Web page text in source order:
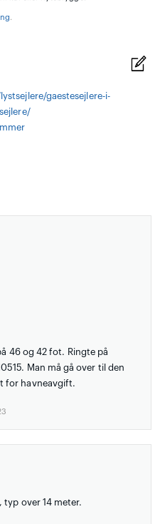
.
gaestesejlere-i-
46 og 42 fot. Ringte på
Man må gå over til den
for havneavgift.
typ over 14 meter.